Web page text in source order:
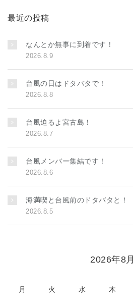
最近の投稿
なんとか無事に到着です！
2026.8.9
台風の日はドタバタで！
2026.8.8
台風迫るよ宮古島！
2026.8.7
台風メンバー集結です！
2026.8.6
海満喫と台風前のドタバタと！
2026.8.5
2026年8月
月 火 水 木